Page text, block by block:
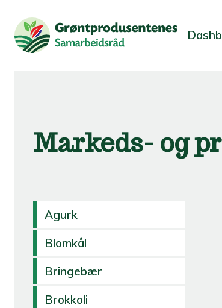
Markeds- og
Agurk
Blomkål
Bringebær
Brokkoli